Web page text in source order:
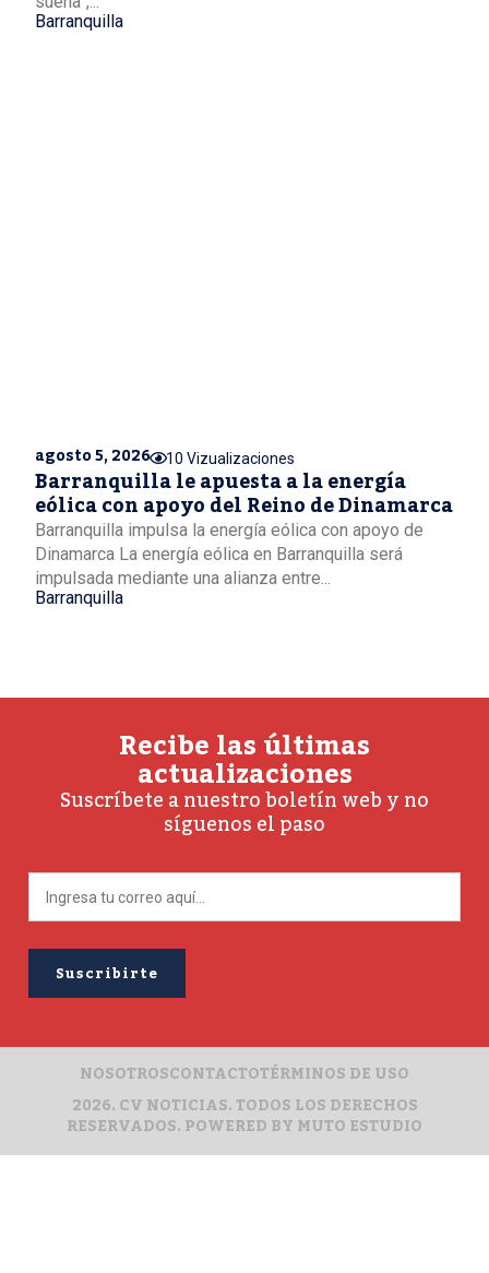
Barranquilla
agosto 5, 2026 10 Vizualizaciones
Barranquilla le apuesta a la energía
eólica con apoyo del Reino de Dinamarca
Barranquilla impulsa la energía eólica con apoyo de
Dinamarca La energía eólica en Barranquilla será
impulsada mediante una alianza entre...
Barranquilla
Recibe las últimas
actualizaciones
Suscríbete a nuestro boletín web y no
síguenos el paso
2026. CV NOTICIAS. TODOS LOS DERECHOS
RESERVADOS. POWERED BYMUTO ESTUDIO
NOSOTROSCONTACTOTÉRMINOS DE USO